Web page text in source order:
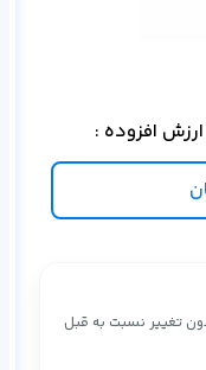
افزوده :
تغییر نسبت به قبل